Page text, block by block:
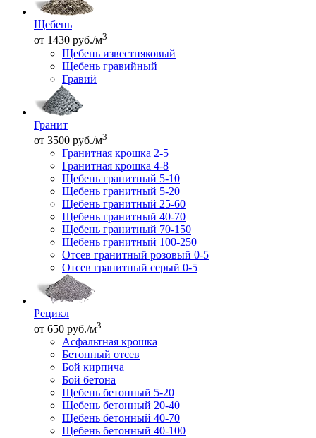
Щебень
от 1430 руб./м3
Щебень известняковый
Щебень гравийный
Гравий
Гранит
от 3500 руб./м3
Гранитная крошка 2-5
Гранитная крошка 4-8
Щебень гранитный 5-10
Щебень гранитный 5-20
Щебень гранитный 25-60
Щебень гранитный 40-70
Щебень гранитный 70-150
Щебень гранитный 100-250
Отсев гранитный розовый 0-5
Отсев гранитный серый 0-5
Рецикл
от 650 руб./м3
Асфальтная крошка
Бетонный отсев
Бой кирпича
Бой бетона
Щебень бетонный 5-20
Щебень бетонный 20-40
Щебень бетонный 40-70
Щебень бетонный 40-100